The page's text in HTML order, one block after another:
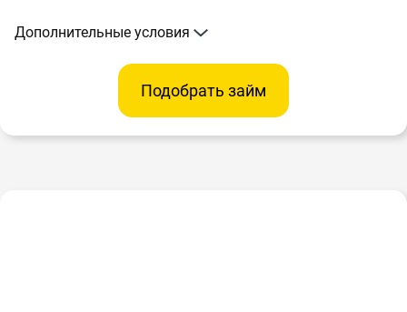
Дополнительные условия
Подобрать займ